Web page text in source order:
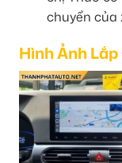
chuyển của
Hình Ảnh